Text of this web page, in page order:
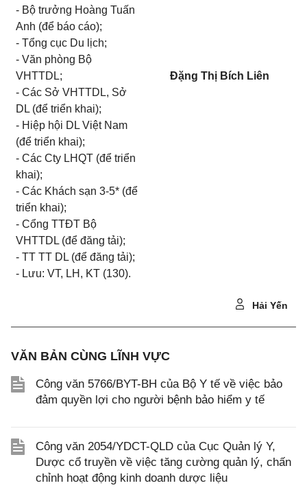
- Bộ trưởng Hoàng Tuấn
Anh (để báo cáo);
- Tổng cục Du lịch;
- Văn phòng Bộ
VHTTDL;
- Các Sở VHTTDL, Sở
DL (để triển khai);
- Hiệp hội DL Việt Nam
(để triển khai);
- Các Cty LHQT (để triển
khai);
- Các Khách sạn 3-5* (để
triển khai);
- Cổng TTĐT Bộ
VHTTDL (để đăng tải);
- TT TT DL (để đăng tải);
- Lưu: VT, LH, KT (130).
Đặng Thị Bích Liên
Hải Yến
VĂN BẢN CÙNG LĨNH VỰC
Công văn 5766/BYT-BH của Bộ Y tế về việc bảo
đảm quyền lợi cho người bệnh bảo hiểm y tế
Công văn 2054/YDCT-QLD của Cục Quản lý Y,
Dược cổ truyền về việc tăng cường quản lý, chấn
chỉnh hoạt động kinh doanh dược liệu